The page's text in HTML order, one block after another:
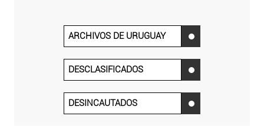
ARCHIVOS DE URUGUAY ‌
DESCLASIFICADOS ‌
DESINCAUTADOS ‌